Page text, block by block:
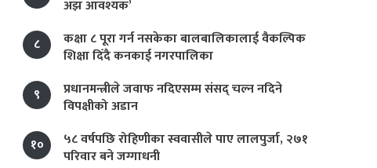
अझ आवश्यक’
८
कक्षा ८ पूरा गर्न नसकेका बालबालिकालाई वैकल्पिक
शिक्षा दिँदै कनकाई नगरपालिका
९
प्रधानमन्त्रीले जवाफ नदिएसम्म संसद् चल्न नदिने
विपक्षीको अडान
१०
५८ वर्षपछि रोहिणीका स्ववासीले पाए लालपुर्जा, २७१
परिवार बने जग्गाधनी